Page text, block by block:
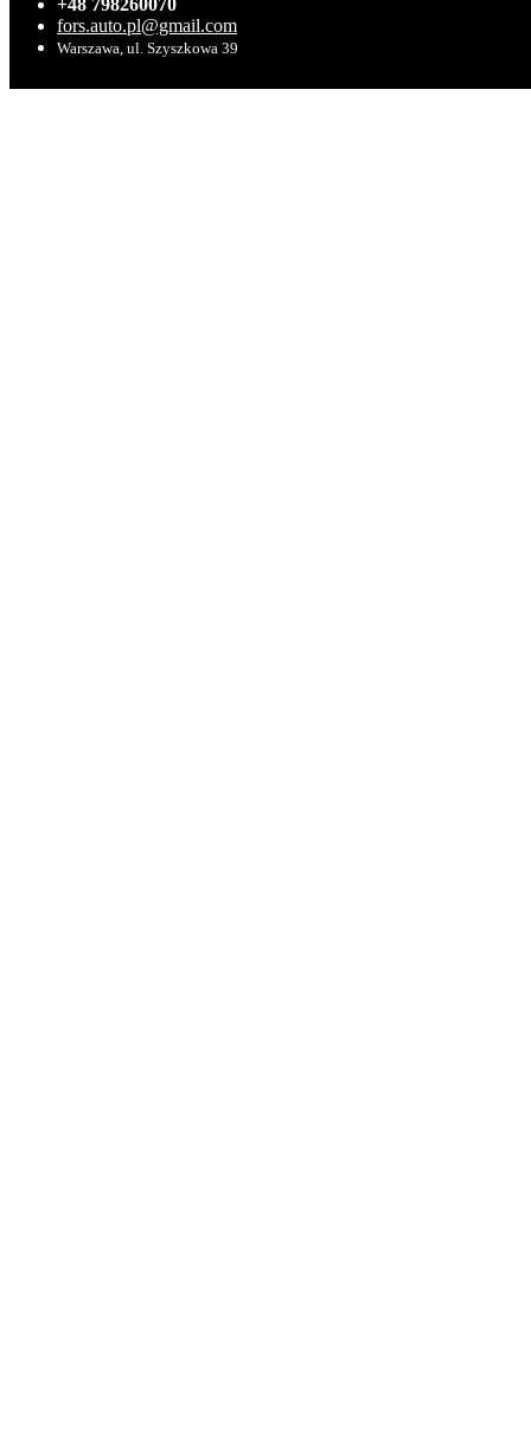
+48 798260070
fors.auto.pl@gmail.com
Warszawa, ul. Szyszkowa 39